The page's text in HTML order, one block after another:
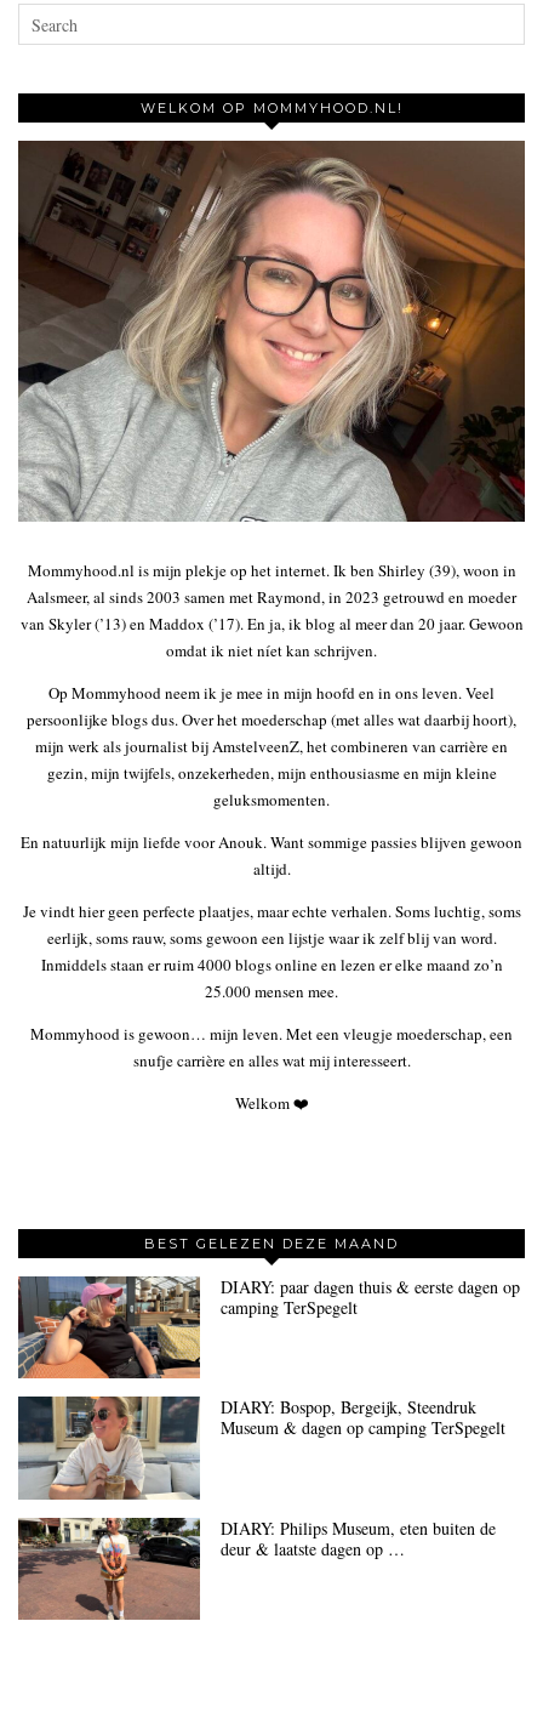
WELKOM OP MOMMYHOOD.NL!
Mommyhood.nl is mijn plekje op het internet. Ik ben Shirley (39), woon in
Aalsmeer, al sinds 2003 samen met Raymond, in 2023 getrouwd en moeder
van Skyler (’13) en Maddox (’17). En ja, ik blog al meer dan 20 jaar. Gewoon
omdat ik niet níet kan schrijven.
Op Mommyhood neem ik je mee in mijn hoofd en in ons leven. Veel
persoonlijke blogs dus. Over het moederschap (met alles wat daarbij hoort),
mijn werk als journalist bij AmstelveenZ, het combineren van carrière en
gezin, mijn twijfels, onzekerheden, mijn enthousiasme en mijn kleine
geluksmomenten.
En natuurlijk mijn liefde voor Anouk. Want sommige passies blijven gewoon
altijd.
Je vindt hier geen perfecte plaatjes, maar echte verhalen. Soms luchtig, soms
eerlijk, soms rauw, soms gewoon een lijstje waar ik zelf blij van word.
Inmiddels staan er ruim 4000 blogs online en lezen er elke maand zo’n
25.000 mensen mee.
Mommyhood is gewoon… mijn leven. Met een vleugje moederschap, een
snufje carrière en alles wat mij interesseert.
Welkom ❤️
BEST GELEZEN DEZE MAAND
DIARY: paar dagen thuis & eerste dagen op
camping TerSpegelt
DIARY: Bospop, Bergeijk, Steendruk
Museum & dagen op camping TerSpegelt
DIARY: Philips Museum, eten buiten de
deur & laatste dagen op …